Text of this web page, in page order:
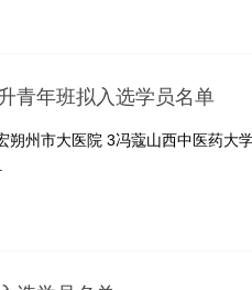
青年班拟入选学员名单
州市大医院 3冯蔻山西中医药大